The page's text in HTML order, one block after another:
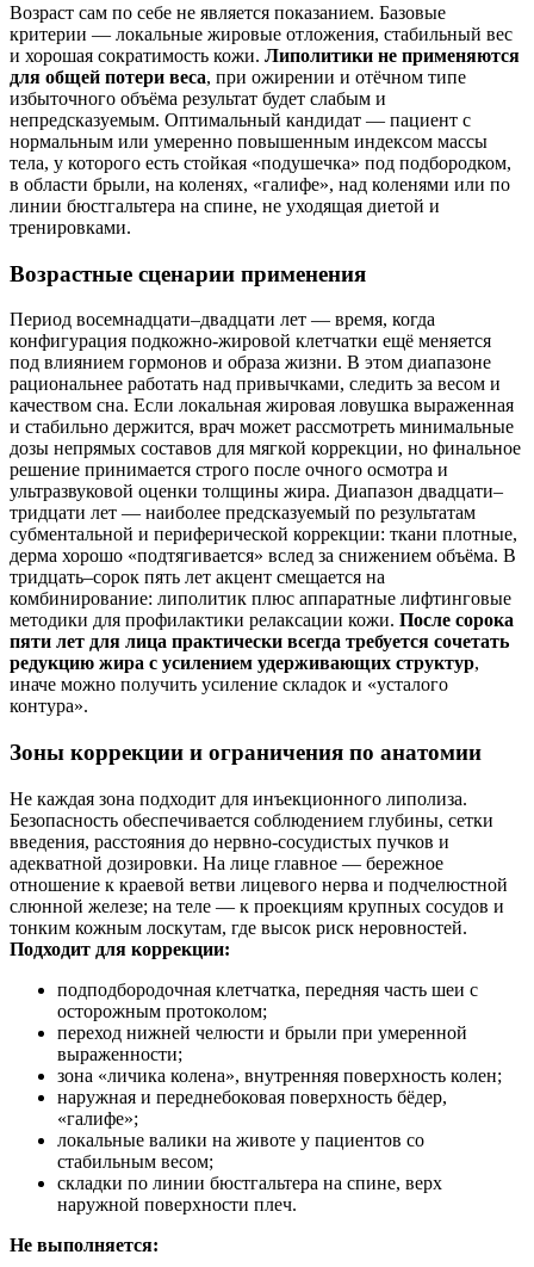
Возраст сам по себе не является показанием. Базовые
критерии — локальные жировые отложения, стабильный вес
и хорошая сократимость кожи. Липолитики не применяются
для общей потери веса, при ожирении и отёчном типе
избыточного объёма результат будет слабым и
непредсказуемым. Оптимальный кандидат — пациент с
нормальным или умеренно повышенным индексом массы
тела, у которого есть стойкая «подушечка» под подбородком,
в области брыли, на коленях, «галифе», над коленями или по
линии бюстгальтера на спине, не уходящая диетой и
тренировками.
Возрастные сценарии применения
Период восемнадцати–двадцати лет — время, когда
конфигурация подкожно‑жировой клетчатки ещё меняется
под влиянием гормонов и образа жизни. В этом диапазоне
рациональнее работать над привычками, следить за весом и
качеством сна. Если локальная жировая ловушка выраженная
и стабильно держится, врач может рассмотреть минимальные
дозы непрямых составов для мягкой коррекции, но финальное
решение принимается строго после очного осмотра и
ультразвуковой оценки толщины жира. Диапазон двадцати–
тридцати лет — наиболее предсказуемый по результатам
субментальной и периферической коррекции: ткани плотные,
дерма хорошо «подтягивается» вслед за снижением объёма. В
тридцать–сорок пять лет акцент смещается на
комбинирование: липолитик плюс аппаратные лифтинговые
методики для профилактики релаксации кожи. После сорока
пяти лет для лица практически всегда требуется сочетать
редукцию жира с усилением удерживающих структур,
иначе можно получить усиление складок и «усталого
контура».
Зоны коррекции и ограничения по анатомии
Не каждая зона подходит для инъекционного липолиза.
Безопасность обеспечивается соблюдением глубины, сетки
введения, расстояния до нервно‑сосудистых пучков и
адекватной дозировки. На лице главное — бережное
отношение к краевой ветви лицевого нерва и подчелюстной
слюнной железе; на теле — к проекциям крупных сосудов и
тонким кожным лоскутам, где высок риск неровностей.
Подходит для коррекции:
подподбородочная клетчатка, передняя часть шеи с
осторожным протоколом;
переход нижней челюсти и брыли при умеренной
выраженности;
зона «личика колена», внутренняя поверхность колен;
наружная и переднебоковая поверхность бёдер,
«галифе»;
локальные валики на животе у пациентов со
стабильным весом;
складки по линии бюстгальтера на спине, верх
наружной поверхности плеч.
Не выполняется: